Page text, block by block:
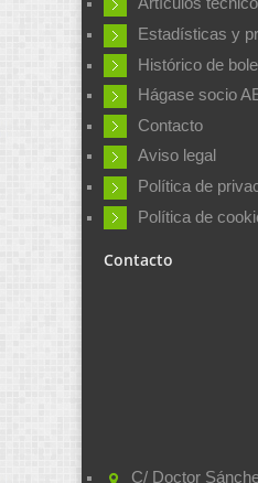
Artículos
Estadísticas y
Histórico de
Hágase socio
Contacto
Aviso legal
Política de
Política de
Contacto
C/ Doctor